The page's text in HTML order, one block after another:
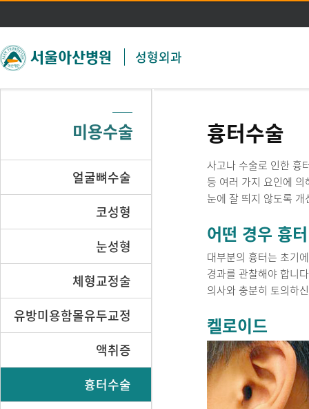
주메뉴 바로가기
본문 바로가기
성형외과
미용수술
얼굴뼈수술
코성형
눈성형
체형교정술
유방미용함몰유두교정
액취증
흉터수술
흉터수술
사고나 수술로 인한 흉
등 여러 가지 요인에
눈에 잘 띄지 않도록
어떤 경우 흉
대부분의 흉터는 초기
경과를 관찰해야 합니
의사와 충분히 토의하
켈로이드